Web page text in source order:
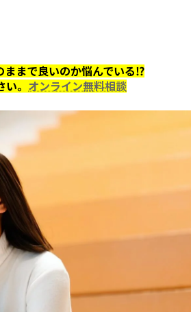
ままで良いのか悩んでいる⁉
。 オンライン無料相談